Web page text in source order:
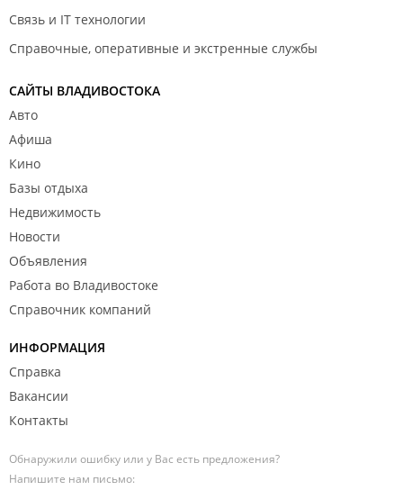
Связь и IT технологии
Справочные, оперативные и экстренные службы
САЙТЫ ВЛАДИВОСТОКА
Авто
Афиша
Кино
Базы отдыха
Недвижимость
Новости
Объявления
Работа во Владивостоке
Справочник компаний
ИНФОРМАЦИЯ
Справка
Вакансии
Контакты
Обнаружили ошибку или у Вас есть предложения?
Напишите нам письмо: